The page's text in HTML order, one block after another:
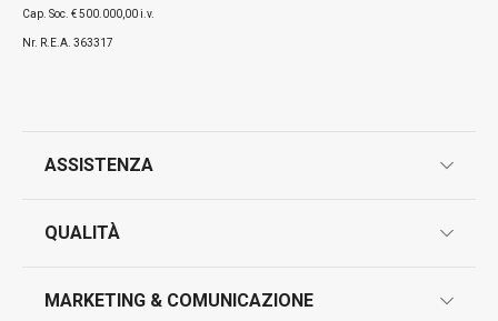
Visualizza
Cap. Soc. € 500.000,00 i.v.
Nr. R.E.A. 363317
ASSISTENZA
contatti
QUALITÀ
MARKETING & COMUNICAZIONE